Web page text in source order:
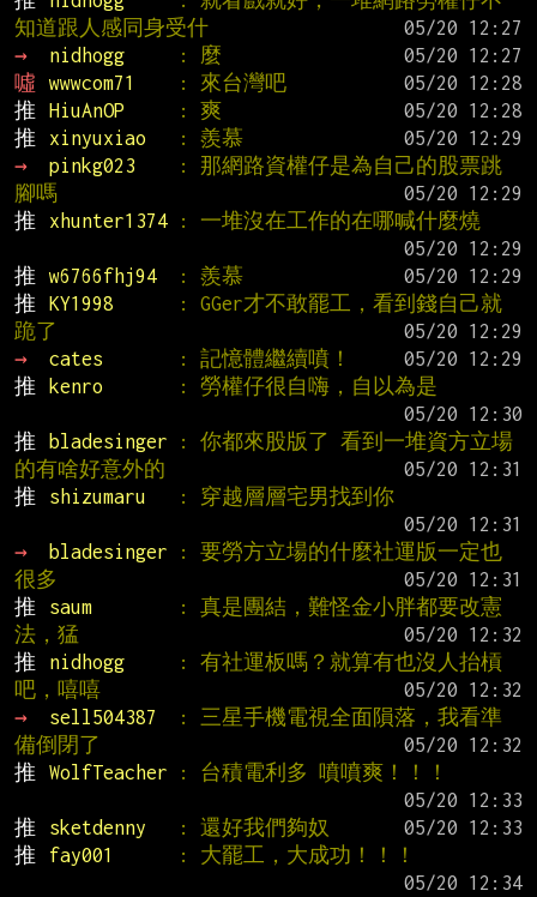
知道跟人感同身受什
→
nidhogg : 麼
噓
wwwcom71 : 來台灣吧
推
HiuAnOP : 爽
推
xinyuxiao : 羨慕
→
pinkg023
: 那網路資權仔是為自己的股票跳
腳嗎
推
xhunter1374
: 一堆沒在工作的在哪喊什麼燒
推
w6766fhj94 : 羨慕
推
KY1998
: GGer才不敢罷工，看到錢自己就
跪了
→
cates : 記憶體繼續噴！
推
kenro
: 勞權仔很自嗨，自以為是
推
bladesinger
: 你都來股版了 看到一堆資方立場
的有啥好意外的
推
shizumaru
: 穿越層層宅男找到你
→
bladesinger
: 要勞方立場的什麼社運版一定也
很多
推
saum
: 真是團結，難怪金小胖都要改憲
法，猛
推
nidhogg
: 有社運板嗎？就算有也沒人抬槓
吧，嘻嘻
→
sell504387
: 三星手機電視全面隕落，我看準
備倒閉了
推
WolfTeacher
: 台積電利多 噴噴爽！！！
推
sketdenny : 還好我們夠奴
推
fay001
: 大罷工，大成功！！！